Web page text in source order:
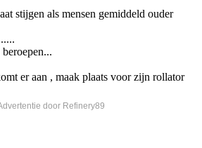
stijgen als mensen gemiddeld ouder
er aan , maak plaats voor zijn rollator
door Refinery89